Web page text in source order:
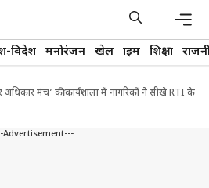
विदेश मनोरंजन खेल क्राइम शिक्षा
अधिकार मंच’ की कार्यशाला में नागरिकों ने सीखे RTI के
Advertisement---